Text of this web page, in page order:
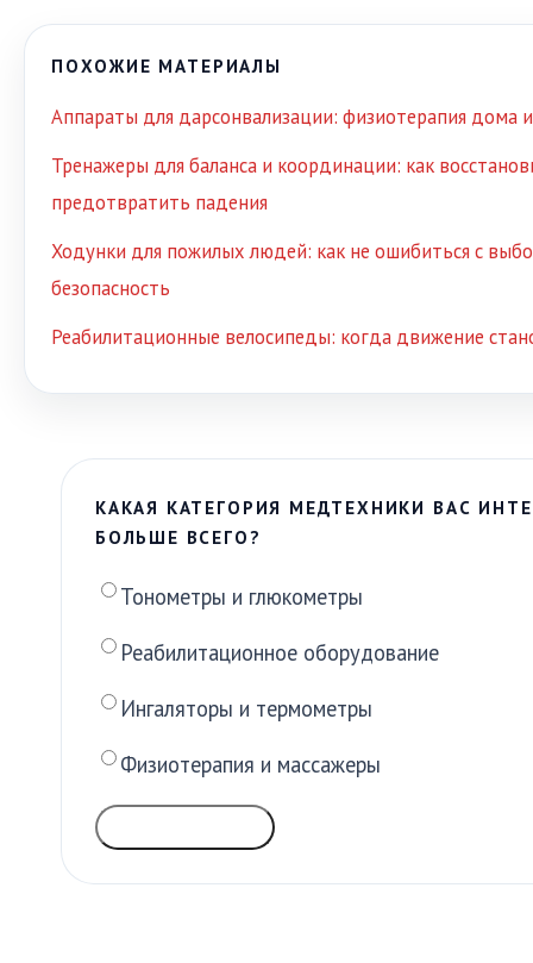
ПОХОЖИЕ МАТЕРИАЛЫ
Аппараты для дарсонвализации: физиотерапия дома
Тренажеры для баланса и координации: как
предотвратить падения
Ходунки для пожилых людей: как не ошибиться с
безопасность
Реабилитационные велосипеды: когда движение
КАКАЯ КАТЕГОРИЯ МЕДТЕХНИКИ ВАС
БОЛЬШЕ ВСЕГО?
Тонометры и глюкометры
Реабилитационное оборудование
Ингаляторы и термометры
Физиотерапия и массажеры